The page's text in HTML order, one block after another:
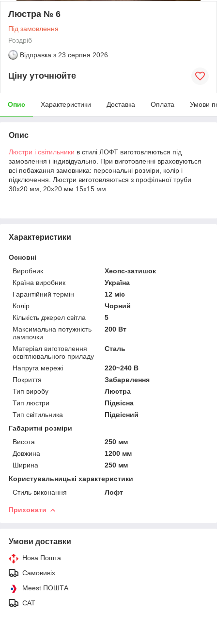
Люстра № 6
Під замовлення
Роздріб
Відправка з 23 серпня 2026
Ціну уточнюйте
Опис Характеристики Доставка Оплата Умови
Опис
Люстри і світильники в стилі ЛОФТ виготовляються під
замовлення і індивідуально. При виготовленні враховуються
всі побажання замовника: персональні розміри, колір і
підключення. Люстри виготовляються з профільної труби
30х20 мм, 20х20 мм 15х15 мм
Характеристики
Основні
Виробник
Хеопс-затишок
Країна виробник
Україна
Гарантійний термін
12 міс
Колір
Чорний
Кількість джерел світла
5
Максимальна потужність
лампочки
200 Вт
Матеріал виготовлення
освітлювального приладу
Сталь
Напруга мережі
220~240 В
Покриття
Забарвлення
Тип виробу
Люстра
Тип люстри
Підвісна
Тип світильника
Підвісний
Габаритні розміри
Висота
250 мм
Довжина
1200 мм
Ширина
250 мм
Користувальницькі характеристики
Стиль виконання
Лофт
Приховати
Умови доставки
Нова Пошта
Самовивіз
Meest ПОШТА
САТ